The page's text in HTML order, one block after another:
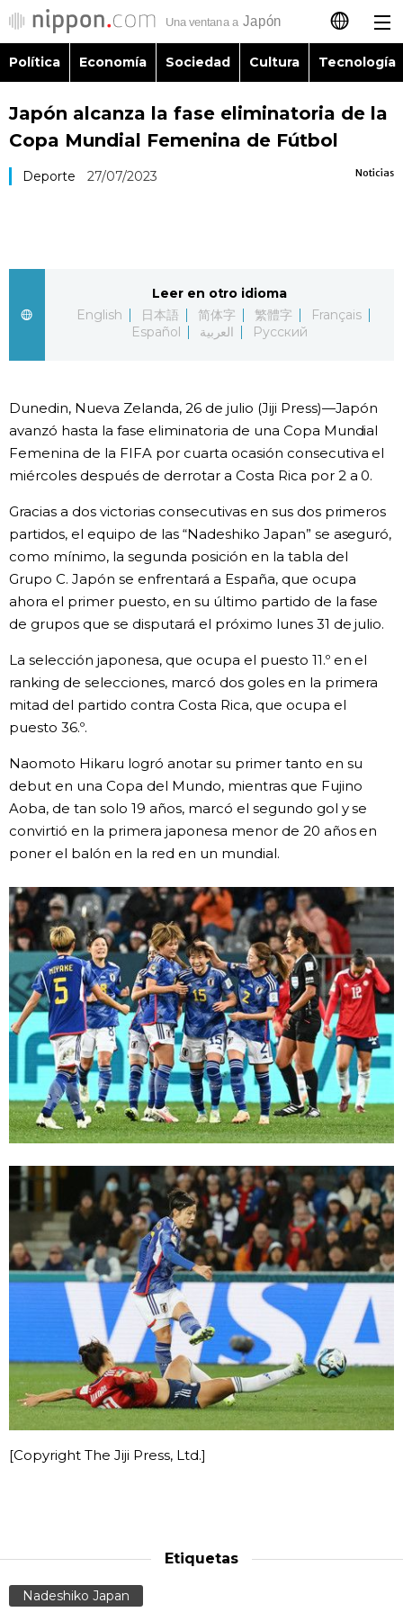
日本語
English
العربية
Русский
Política
Sociedad
Cultura
Vida
Guía de Japón
Vídeos e imágenes
En profundidad
Más
Noticias
Datos de Japón
Fragmentos de Japón
Gente
Blog
Tokio
Avisos
official SNS
Política Economía Sociedad Cultura Tecnología
Japón alcanza la fase eliminatoria de la
Copa Mundial Femenina de Fútbol
Noticias
Deporte 27/07/2023
Leer en otro idioma
English
日本語 简体字 繁體字
Français
Español
العربية Русский
Dunedin, Nueva Zelanda, 26 de julio (Jiji Press)—Japón
avanzó hasta la fase eliminatoria de una Copa Mundial
Femenina de la FIFA por cuarta ocasión consecutiva el
miércoles después de derrotar a Costa Rica por 2 a 0.
Gracias a dos victorias consecutivas en sus dos primeros
partidos, el equipo de las “Nadeshiko Japan” se aseguró,
como mínimo, la segunda posición en la tabla del
Grupo C. Japón se enfrentará a España, que ocupa
ahora el primer puesto, en su último partido de la fase
de grupos que se disputará el próximo lunes 31 de julio.
La selección japonesa, que ocupa el puesto 11.º en el
ranking de selecciones, marcó dos goles en la primera
mitad del partido contra Costa Rica, que ocupa el
puesto 36.º.
Naomoto Hikaru logró anotar su primer tanto en su
debut en una Copa del Mundo, mientras que Fujino
Aoba, de tan solo 19 años, marcó el segundo gol y se
convirtió en la primera japonesa menor de 20 años en
poner el balón en la red en un mundial.
[Copyright The Jiji Press, Ltd.]
Etiquetas
Nadeshiko Japan